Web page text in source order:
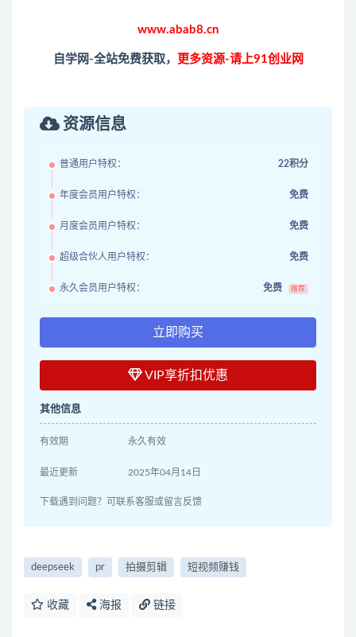
www.abab8.cn
自学网-全站免费获取， 更多资源-请上91创业网
资源信息
普通用户特权： 22积分
年度会员用户特权： 免费
月度会员用户特权： 免费
超级合伙人用户特权： 免费
永久会员用户特权： 免费 推荐
立即购买
VIP享折扣优惠
其他信息
有效期 永久有效
最近更新 2025年04月14日
下载遇到问题？可联系客服或留言反馈
deepseek pr 拍摄剪辑 短视频赚钱
收藏 海报 链接